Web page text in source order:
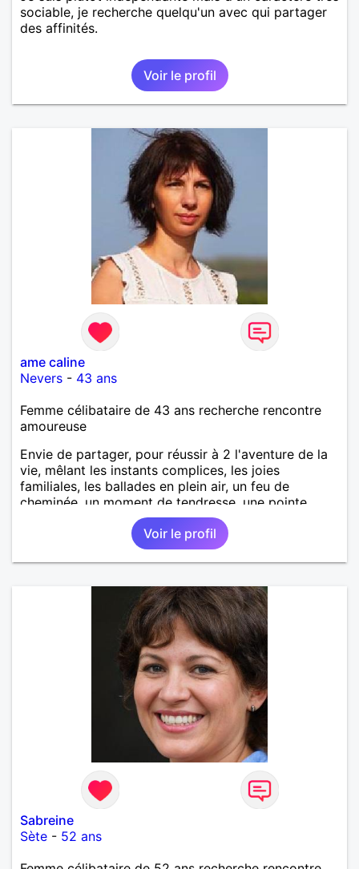
sociable, je recherche quelqu'un avec qui partager
des affinités.
Voir le profil
ame caline
Nevers - 43 ans
Femme célibataire de 43 ans recherche rencontre
amoureuse
Envie de partager, pour réussir à 2 l'aventure de la
vie, mêlant les instants complices, les joies
familiales, les ballades en plein air, un feu de
cheminée, un moment de tendresse, une pointe
d'humour, une note de générosité...
Voir le profil
Sabreine
Sète - 52 ans